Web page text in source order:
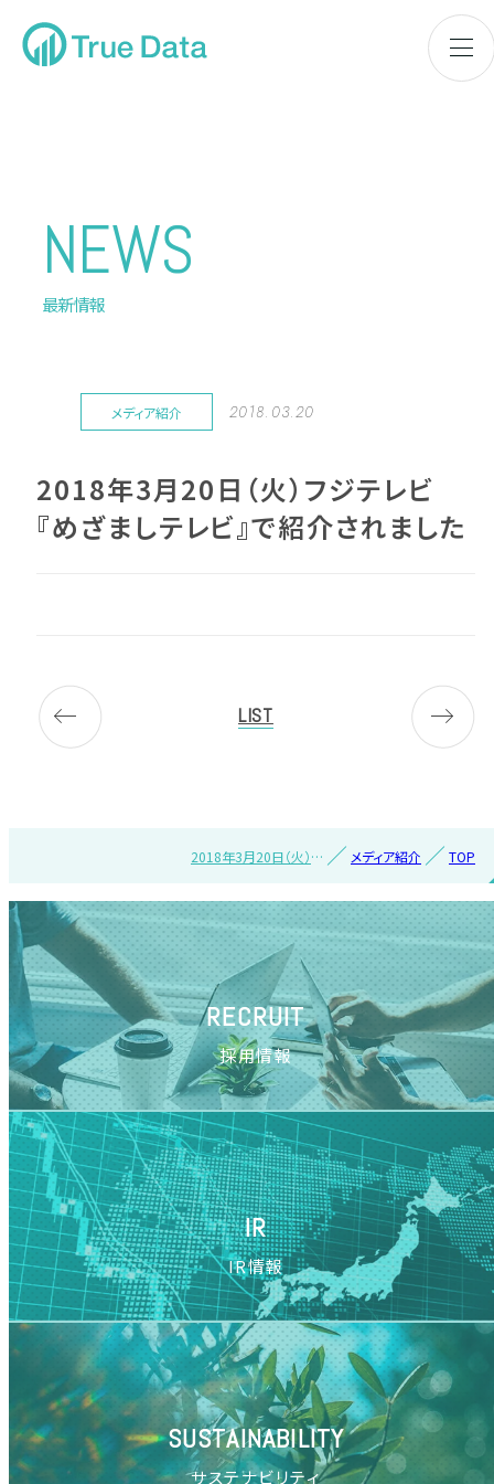
NEWS
最新情報
メディア紹介 2018.03.20
2018年3月20日（火）フジテレビ
『めざましテレビ』で紹介されました
LIST
TOP
メディア紹介
2018年3月20日（火）フ
RECRUIT
採用情報
IR
IR情報
SUSTAINABILITY
サステナビリティ